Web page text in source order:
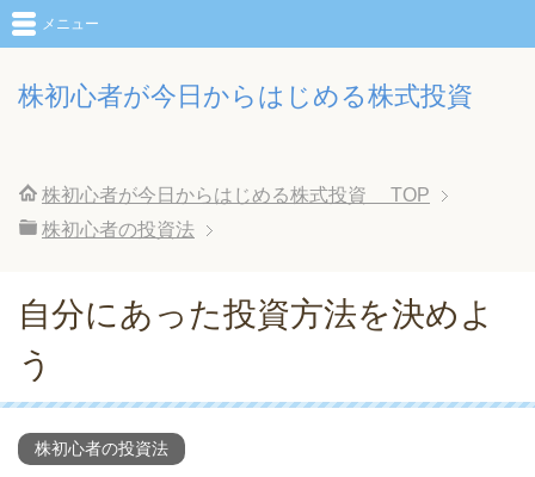
株初心者が今日からはじめる株式投資
メニュー
株初心者が今日からはじめる株式投資
TOP
株初心者の投資法
自分にあった投資方法を決めよ
う
株初心者の投資法